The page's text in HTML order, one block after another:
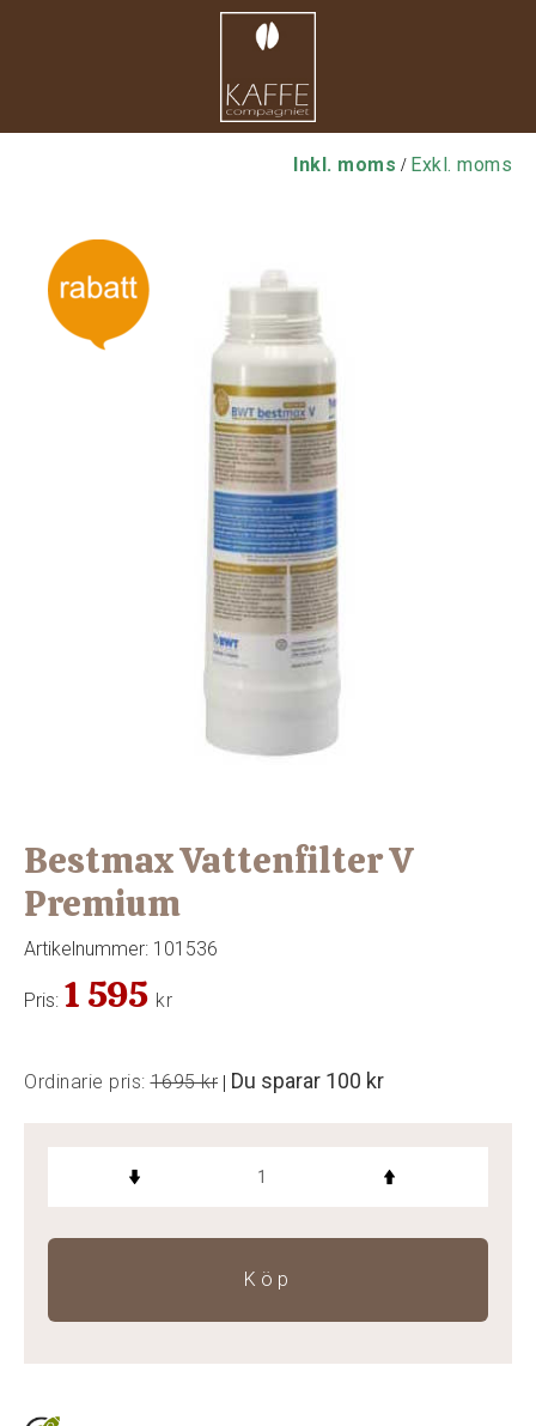
Inkl. moms / Exkl. moms
Bestmax Vattenfilter V
Premium
Artikelnummer: 101536
Pris: 1 595 kr
Ordinarie pris: 1695 kr | Du sparar 100 kr
Köp